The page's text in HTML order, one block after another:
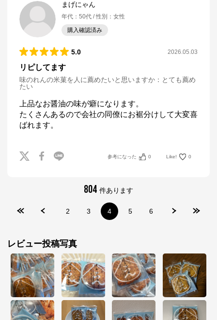
まげにゃん
年代 ： 50代 性別 ： 女性
購入確認済み
5.0 2026.05.03
リピしてます
味のれんの米菓を人に薦めたいと思いますか ： とても薦め
たい
上品なお醤油の味が癖になります。
たくさんあるので会社の同僚にお裾分けして大変喜
ばれます。
参考になった 0 Like! 0
804 件あります
2 3 4 5 6
レビュー投稿写真